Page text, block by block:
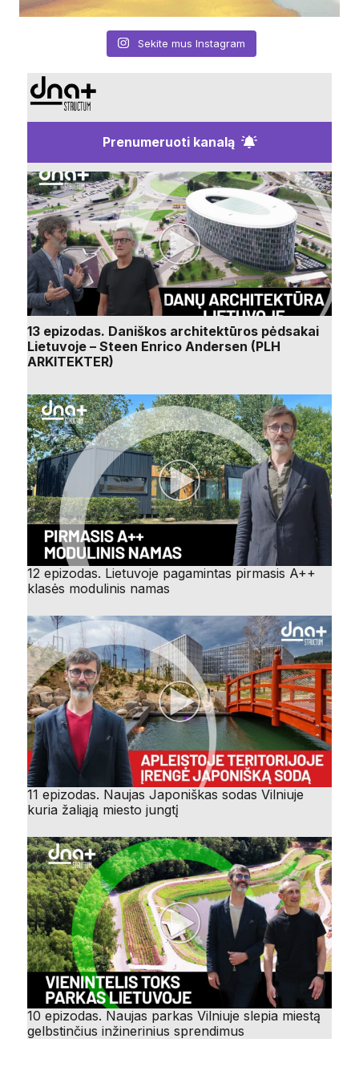
Sekite mus Instagram
Prenumeruoti kanalą
13 epizodas. Daniškos architektūros pėdsakai
Lietuvoje – Steen Enrico Andersen (PLH
ARKITEKTER)
12 epizodas. Lietuvoje pagamintas pirmasis A++
klasės modulinis namas
11 epizodas. Naujas Japoniškas sodas Vilniuje
kuria žaliąją miesto jungtį
10 epizodas. Naujas parkas Vilniuje slepia miestą
gelbstinčius inžinerinius sprendimus